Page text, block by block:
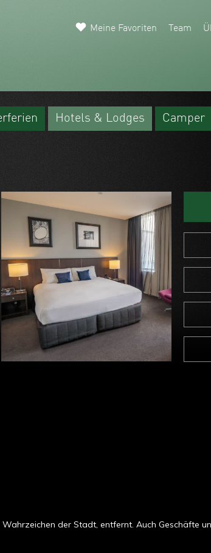
Meine Favoriten Team
Hotels & Lodges Camper
der Stadt, entfernt. Auch Geschäfte